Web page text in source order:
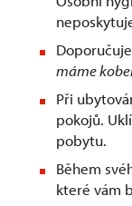
máme
Při
pokojů.
pobytu.
Během
které vám